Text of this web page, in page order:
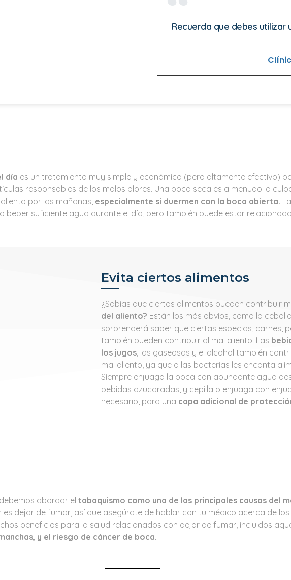
Recuerda que debes utilizar
día es un tratamiento muy simple y económico (pero altamente efectivo)
responsables de los malos olores. Una boca seca es a menudo la
por las mañanas, especialmente si duermen con la boca abierta.
beber suficiente agua durante el día, pero también puede estar
Evita ciertos alimentos
¿Sabías que ciertos alimentos pueden contribuir
del aliento? Están los más obvios, como la
sorprenderá saber que ciertas especias, carnes,
también pueden contribuir al mal aliento. Las
los jugos , las gaseosas y el alcohol también
mal aliento, ya que a las bacterias les encanta
Siempre enjuaga la boca con abundante agua
bebidas azucaradas, y cepilla o enjuaga con
necesario, para una capa adicional de
abordar el tabaquismo como una de las principales causas del
dejar de fumar, así que asegúrate de hablar con tu médico acerca de
beneficios para la salud relacionados con dejar de fumar, incluidos
y el riesgo de cáncer de boca.